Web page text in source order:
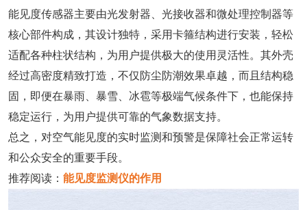
能见度传感器主要由光发射器、光接收器和微处理控制器等
核心部件构成，其设计独特，采用卡箍结构进行安装，轻松
适配各种柱状结构，为用户提供极大的使用灵活性。其外壳
经过高密度精致打造，不仅防尘防潮效果卓越，而且结构稳
固，即便在暴雨、暴雪、冰雹等极端气候条件下，也能保持
稳定运行，为用户提供可靠的气象数据支持。
总之，对空气能见度的实时监测和预警是保障社会正常运转
和公众安全的重要手段。
推荐阅读： 能见度监测仪的作用